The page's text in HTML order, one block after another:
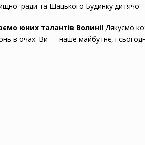
ради та Шацького Будинку дитячої
юних талантів Волині! Дякуємо
в очах. Ви — наше майбутнє, і